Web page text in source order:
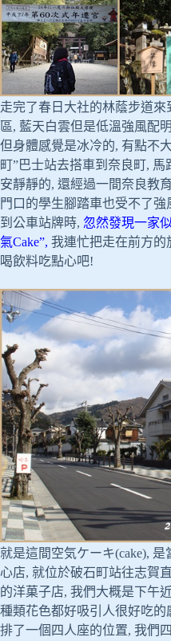
走完了春日大社的林蔭步道
區, 藍天白雲但是低溫強風配
但身體感覺是冰冷的, 有點不
町”巴士站去搭車到奈良町,
安靜靜的, 還經過一間奈良教
門口的學生腳踏車也受不了
到公車站牌時, 忽然發現一家
氣Cake”, 我連忙把走在前方的
喝飲料吃點心吧!
就是這間空気ケーキ(cake),
心店, 就位於破石町站往志賀
的洋菓子店, 我們大概是下午
種類花色都好吸引人很好吃的
排了一個四人座的位置, 我們